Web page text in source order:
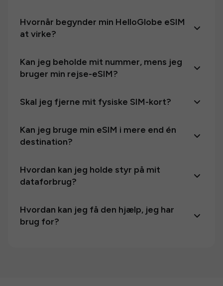
Hvornår begynder min HelloGlobe eSIM
at virke?
Kan jeg beholde mit nummer, mens jeg
bruger min rejse-eSIM?
Skal jeg fjerne mit fysiske SIM-kort?
Kan jeg bruge min eSIM i mere end én
destination?
Hvordan kan jeg holde styr på mit
dataforbrug?
Hvordan kan jeg få den hjælp, jeg har
brug for?